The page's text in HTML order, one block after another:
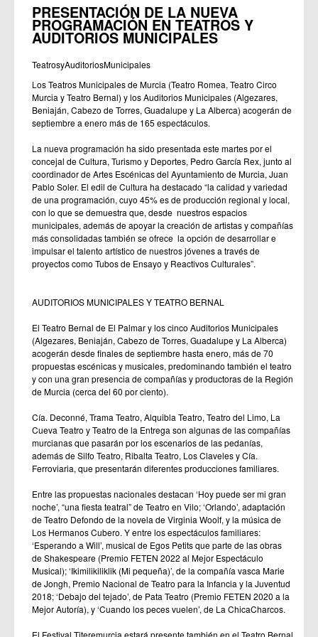
PRESENTACIÓN DE LA NUEVA
PROGRAMACIÓN EN TEATROS Y
AUDITORIOS MUNICIPALES
TeatrosyAuditoriosMunicipales
Los Teatros Municipales de Murcia (Teatro Romea, Teatro Circo
Murcia y Teatro Bernal) y los Auditorios Municipales (Algezares,
Beniaján, Cabezo de Torres, Guadalupe y La Alberca) acogerán de
septiembre a enero más de 165 espectáculos.
La nueva programación ha sido presentada este martes por el
concejal de Cultura, Turismo y Deportes, Pedro García Rex, junto al
coordinador de Artes Escénicas del Ayuntamiento de Murcia, Juan
Pablo Soler. El edil de Cultura ha destacado “la calidad y variedad
de una programación, cuyo 45% es de producción regional y local,
con lo que se demuestra que, desde nuestros espacios
municipales, además de apoyar la creación de artistas y compañías
más consolidadas también se ofrece la opción de desarrollar e
impulsar el talento artístico de nuestros jóvenes a través de
proyectos como Tubos de Ensayo y Reactivos Culturales”.
AUDITORIOS MUNICIPALES Y TEATRO BERNAL
El Teatro Bernal de El Palmar y los cinco Auditorios Municipales
(Algezares, Beniaján, Cabezo de Torres, Guadalupe y La Alberca)
acogerán desde finales de septiembre hasta enero, más de 70
propuestas escénicas y musicales, predominando también el teatro
y con una gran presencia de compañías y productoras de la Región
de Murcia (cerca del 60 por ciento).
Cía. Deconné, Trama Teatro, Alquibla Teatro, Teatro del Limo, La
Cueva Teatro y Teatro de la Entrega son algunas de las compañías
murcianas que pasarán por los escenarios de las pedanías,
además de Silfo Teatro, Ribalta Teatro, Los Claveles y Cía.
Ferroviaria, que presentarán diferentes producciones familiares.
Entre las propuestas nacionales destacan ‘Hoy puede ser mi gran
noche’, “una fiesta teatral” de Teatro en Vilo; ‘Orlando’, adaptación
de Teatro Defondo de la novela de Virginia Woolf, y la música de
Los Hermanos Cubero. Y entre los espectáculos familiares:
‘Esperando a Will’, musical de Egos Petits que parte de las obras
de Shakespeare (Premio FETEN 2022 al Mejor Espectáculo
Musical); ‘Ikimilikiliklik (Mi pequeña)’, de la compañía vasca Marie
de Jongh, Premio Nacional de Teatro para la Infancia y la Juventud
2018; ‘Debajo del tejado’, de Pata Teatro (Premio FETEN 2020 a la
Mejor Autoría), y ‘Cuando los peces vuelen’, de La ChicaCharcos.
El Festival Titeremurcia estará presente también en el Teatro Bernal